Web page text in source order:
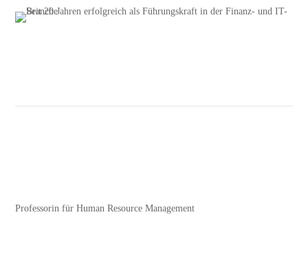
Professorin für Human Resource Management